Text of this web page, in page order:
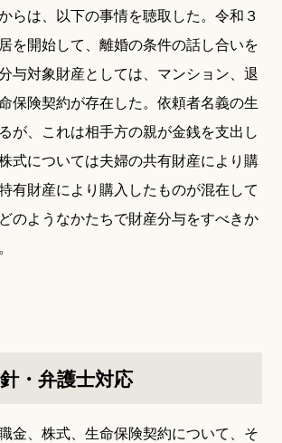
らは、以下の事情を聴取した。令和３
を開始して、離婚の条件の話し合いを
与対象財産としては、マンション、退
保険契約が存在した。依頼者名義の生
が、これは相手方の親が金銭を支出し
式については夫婦の共有財産により購
有財産により購入したものが混在して
のようなかたちで財産分与をすべきか
・弁護士対応
金、株式、生命保険契約について、そ